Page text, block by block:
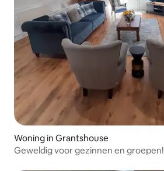
Woning in Grantshouse
Geweldig voor gezinnen en groepen!